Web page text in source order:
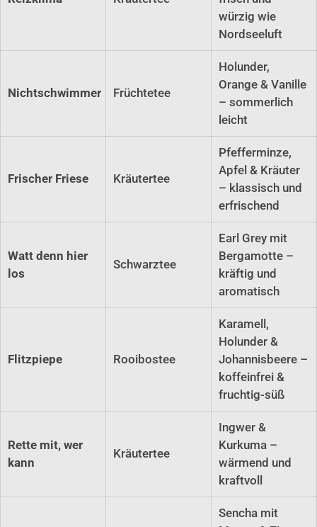
würzig wie
Nordseeluft
Nichtschwimmer Früchtetee
Holunder,
Orange & Vanille
– sommerlich
leicht
Frischer Friese Kräutertee
Pfefferminze,
Apfel & Kräuter
– klassisch und
erfrischend
Watt denn hier
los
Schwarztee
Earl Grey mit
Bergamotte –
kräftig und
aromatisch
Flitzpiepe Rooibostee
Karamell,
Holunder &
Johannisbeere –
koffeinfrei &
fruchtig-süß
Rette mit, wer
kann
Kräutertee
Ingwer &
Kurkuma –
wärmend und
kraftvoll
Sencha mit